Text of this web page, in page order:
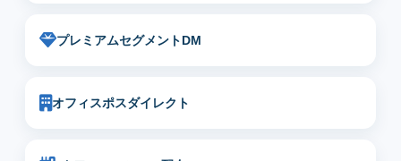
プレミアムセグメントDM
オフィスポスダイレクト